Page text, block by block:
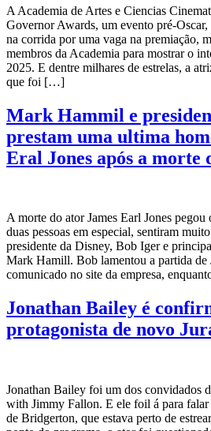
A Academia de Artes e Ciencias
Governor Awards, um evento pré-Oscar,
na corrida por uma vaga na premiação,
membros da Academia para mostrar o
2025. E dentre milhares de estrelas, a
que foi […]
Mark Hammil e
prestam uma ultima
Eral Jones após a morte
A morte do ator James Earl Jones pegou
duas pessoas em especial, sentiram
presidente da Disney, Bob Iger e
Mark Hamill. Bob lamentou a partida de
comunicado no site da empresa,
Jonathan Bailey é
protagonista de novo
Jonathan Bailey foi um dos convidados
with Jimmy Fallon. E ele foil á para falar
de Bridgerton, que estava perto de